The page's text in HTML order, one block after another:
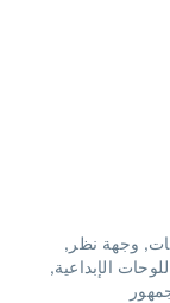
وجهة نظر
الإبداعية